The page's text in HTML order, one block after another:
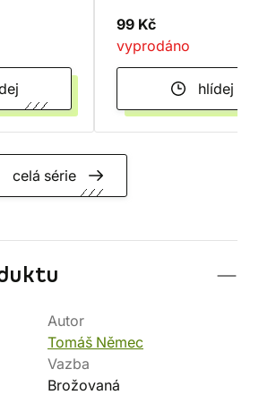
99 Kč
vyprodáno
hlídej
celá série
Autor
Tomáš Němec
Vazba
Brožovaná